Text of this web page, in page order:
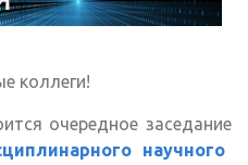
коллеги!
очередное заседание
научного